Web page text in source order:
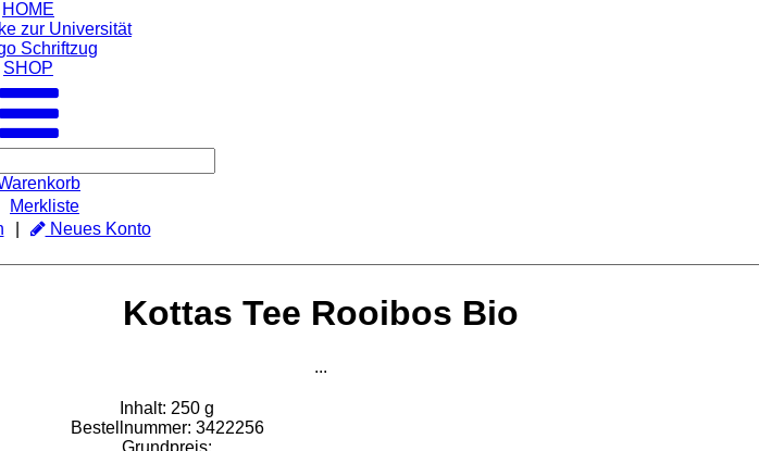
HOME
SHOP
Merkliste
Neues Konto
Kottas Tee Rooibos Bio
...
Inhalt: 250 g
Bestellnummer: 3422256
Grundpreis: